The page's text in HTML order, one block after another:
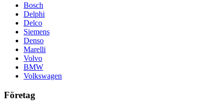
Bosch
Delphi
Delco
Siemens
Denso
Marelli
Volvo
BMW
Volkswagen
Företag